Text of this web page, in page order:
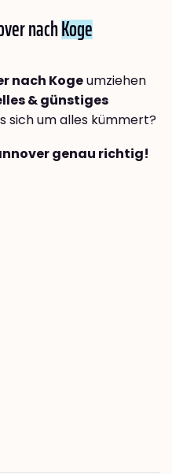
nachKoge
nach Kogeumziehen
& günstiges
sich um alles kümmert?
genau richtig!